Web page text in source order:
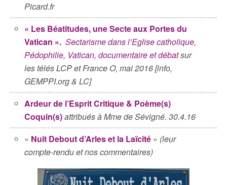
Picard.fr
« Les Béatitudes, une Secte aux Portes du
Vatican ».Sectarisme dans l’Eglise catholique,
Pédophilie, Vatican, documentaire et débatsur
les télés LCP et France O, mai 2016 [info,
GEMPPI.org & LC]
Ardeur de l’Esprit Critique & Poème(s)
Coquin(s)attribués à Mme de Sévigné. 30.4.16
« Nuit Debout d’Arles et la Laïcité » (leur
compte-rendu et nos commentaires)